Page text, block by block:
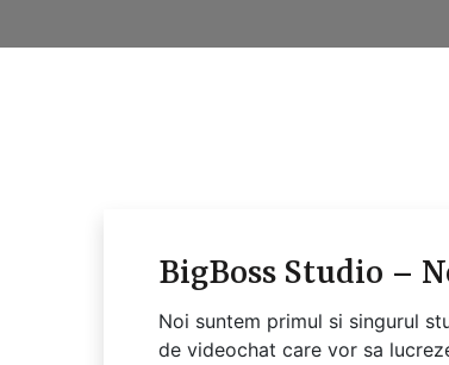
BigBoss Studio –
Noi suntem primul si singurul
de videochat care vor sa